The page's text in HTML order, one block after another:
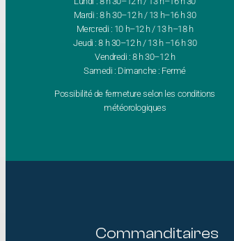
Mardi : 8 h 30–12 h / 13 h–16 h 30
Mercredi : 10 h–12 h / 13 h–18 h
Jeudi : 8 h 30–12 h / 13 h –16 h 30
Vendredi : 8 h 30–12 h
Samedi : Dimanche : Fermé
Possibilité de fermeture selon les conditions
météorologiques
Commanditaires